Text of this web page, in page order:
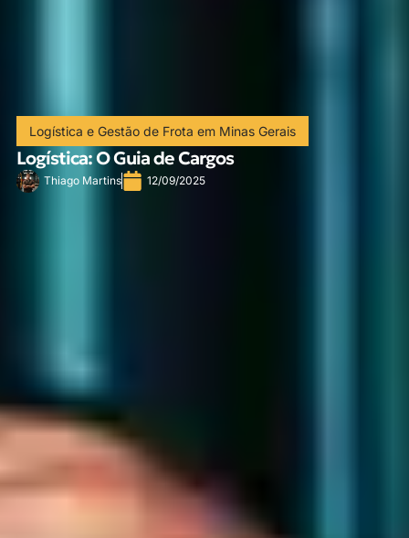
Logística e Gestão de Frota em Minas Gerais
Logística: O Guia de Cargos
Thiago Martins 12/09/2025